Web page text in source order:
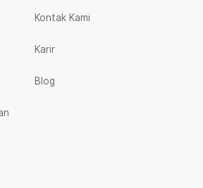
Kontak Kami
Karir
Blog